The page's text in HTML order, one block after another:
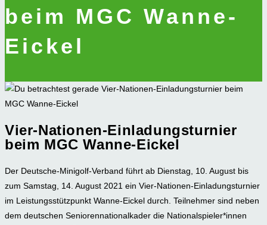
beim MGC Wanne-
Eickel
Vier-Nationen-Einladungsturnier
beim MGC Wanne-Eickel
Der Deutsche-Minigolf-Verband führt ab Dienstag, 10. August bis
zum Samstag, 14. August 2021 ein Vier-Nationen-Einladungsturnier
im Leistungsstützpunkt Wanne-Eickel durch. Teilnehmer sind neben
dem deutschen Seniorennationalkader die Nationalspieler*innen